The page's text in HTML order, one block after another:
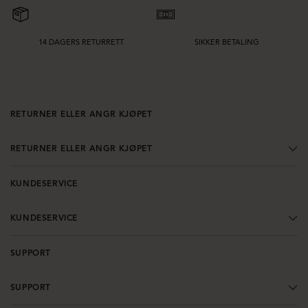
14 DAGERS RETURRETT SIKKER BETALING
RETURNER ELLER ANGR KJØPET
RETURNER ELLER ANGR KJØPET
KUNDESERVICE
KUNDESERVICE
SUPPORT
SUPPORT